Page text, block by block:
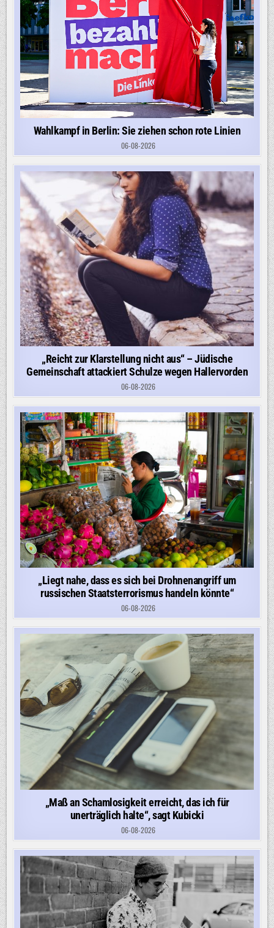
Wahlkampf in Berlin: Sie ziehen schon rote Linien
06-08-2026
„Reicht zur Klarstellung nicht aus“ – Jüdische
Gemeinschaft attackiert Schulze wegen Hallervorden
06-08-2026
„Liegt nahe, dass es sich bei Drohnenangriff um
russischen Staatsterrorismus handeln könnte“
06-08-2026
„Maß an Schamlosigkeit erreicht, das ich für
unerträglich halte“, sagt Kubicki
06-08-2026